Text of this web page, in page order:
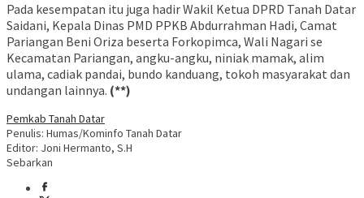
Pada kesempatan itu juga hadir Wakil Ketua DPRD Tanah Datar
Saidani, Kepala Dinas PMD PPKB Abdurrahman Hadi, Camat
Pariangan Beni Oriza beserta Forkopimca, Wali Nagari se
Kecamatan Pariangan, angku-angku, niniak mamak, alim
ulama, cadiak pandai, bundo kanduang, tokoh masyarakat dan
undangan lainnya. (**)
Pemkab Tanah Datar
Penulis: Humas/Kominfo Tanah Datar
Editor: Joni Hermanto, S.H
Sebarkan